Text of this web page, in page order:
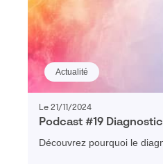
Actualité
Le 21/11/2024
Podcast #19
comprendre, planifier
transformation
Découvrez pourquoi le